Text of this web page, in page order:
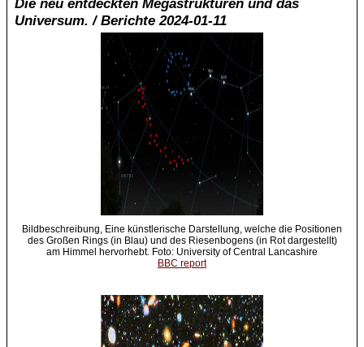
Die neu entdeckten Megastrukturen und das
Universum. / Berichte 2024-01-11
Bildbeschreibung, Eine künstlerische Darstellung, welche die Positionen
des Großen Rings (in Blau) und des Riesenbogens (in Rot dargestellt)
am Himmel hervorhebt. Foto: University of Central Lancashire
BBC report